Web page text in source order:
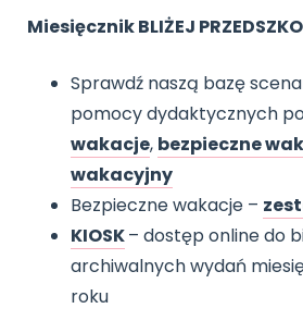
Miesięcznik BLIŻEJ
Sprawdź naszą bazę
pomocy dydaktycznych
wakacje, bezpieczne
wakacyjny
Bezpieczne wakacje –
KIOSK– dostęp online do
archiwalnych wydań
roku